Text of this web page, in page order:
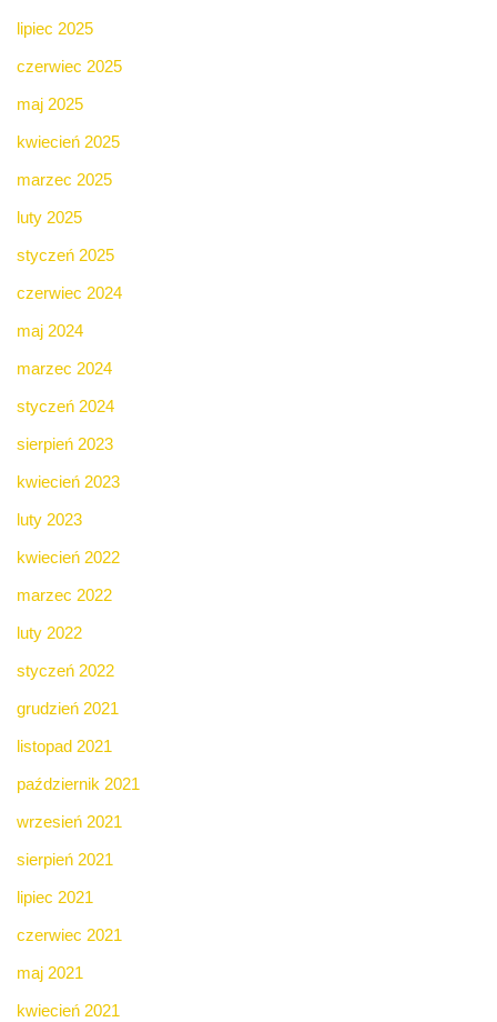
lipiec 2025
czerwiec 2025
maj 2025
kwiecień 2025
marzec 2025
luty 2025
styczeń 2025
czerwiec 2024
maj 2024
marzec 2024
styczeń 2024
sierpień 2023
kwiecień 2023
luty 2023
kwiecień 2022
marzec 2022
luty 2022
styczeń 2022
grudzień 2021
listopad 2021
październik 2021
wrzesień 2021
sierpień 2021
lipiec 2021
czerwiec 2021
maj 2021
kwiecień 2021